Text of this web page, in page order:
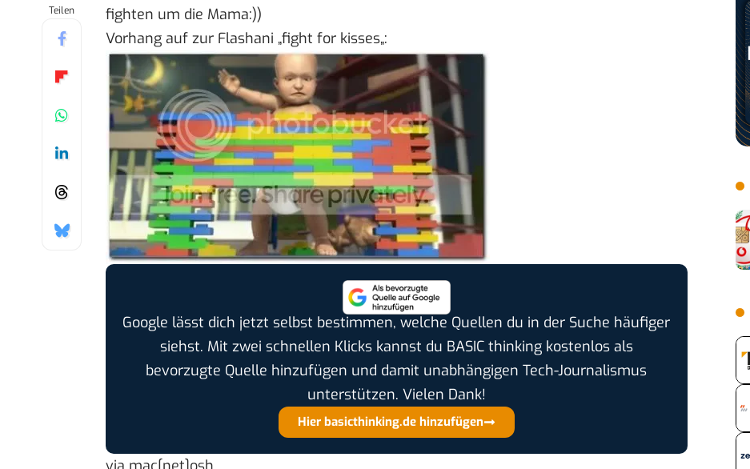
Teilen
fighten um die Mama:))
Vorhang auf zur Flashani „fight for kisses„:
Google lässt dich jetzt selbst bestimmen, welche Quellen du in der Suche häufiger
siehst. Mit zwei schnellen Klicks kannst du BASIC thinking kostenlos als
bevorzugte Quelle hinzufügen und damit unabhängigen Tech-Journalismus
unterstützen. Vielen Dank!
Hier basicthinking.de hinzufügen